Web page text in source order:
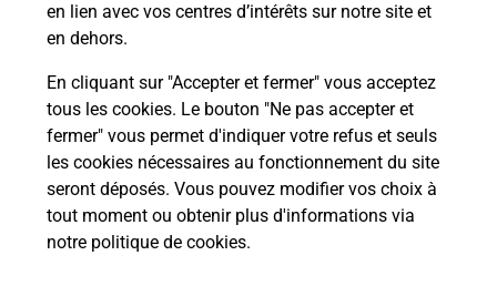
en lien avec vos centres d’intérêts sur notre site et
en dehors.
En cliquant sur "Accepter et fermer" vous acceptez
tous les cookies. Le bouton "Ne pas accepter et
fermer" vous permet d'indiquer votre refus et seuls
les cookies nécessaires au fonctionnement du site
seront déposés. Vous pouvez modifier vos choix à
tout moment ou obtenir plus d'informations via
notre politique de cookies.
Est-ce que je peux utiliser mon forfait
Est-ce que je peux payer mon iPhone
en plusieurs fois avec La Poste Mobile
Est-ce que je peux assurer mon
iPhone ?